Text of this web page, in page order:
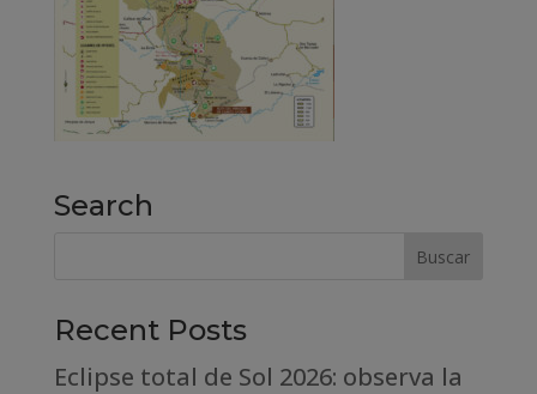
Search
Recent Posts
Eclipse total de Sol 2026: observa la